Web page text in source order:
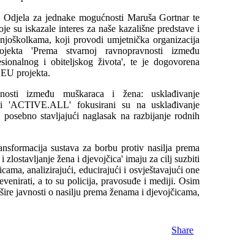
za jednake mogućnosti Maruša Gortnar te
su iskazale interes za naše kazališne predstave i
koji provodi umjetnička organizacija
'Prema stvarnoj ravnopravnosti između
i obiteljskog života', te je dogovorena
projekta.
između muškaraca i žena: usklađivanje
'ACTIVE.ALL' fokusirani su na usklađivanje
stavljajući naglasak na razbijanje rodnih
sustava za borbu protiv nasilja prema
žena i djevojčica' imaju za cilj suzbiti
analizirajući, educirajući i osvještavajući one
a to su policija, pravosuđe i mediji. Osim
javnosti o nasilju prema ženama i djevojčicama,
Share